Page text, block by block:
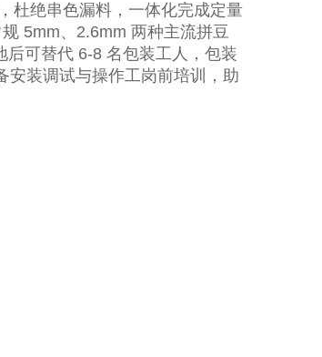
杜绝串色漏料，一体化完成定量
5mm、2.6mm 两种主流拼豆
可替代 6-8 名包装工人，包装
安装调试与操作工岗前培训，助